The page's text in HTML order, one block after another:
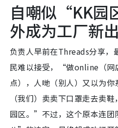
自嘲似“KK园
外成为工厂新
负责人早前在Threads分享，
民难以接受，“做online（网
点），人哋（别人）又以为
（我们）卖卖下口罩走去卖
园区。”不过，这个原本连